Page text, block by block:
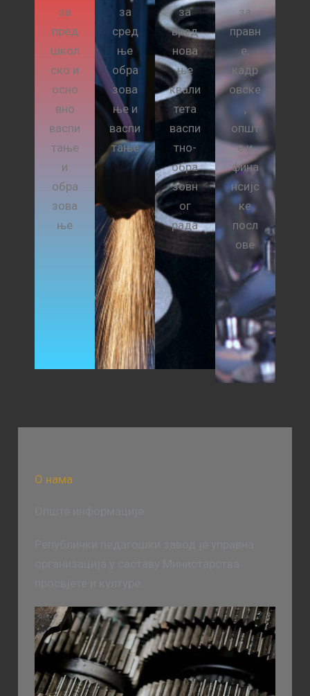
за
пред
школ
ско и
осно
вно
васпи
тање
и
обра
зова
ње
за
сред
ње
обра
зова
ње и
васпи
тање
за
вред
нова
ње
квали
тета
васпи
тно-
обра
зовн
ог
рада
за
правн
е,
кадр
овске
,
општ
е и
фина
нсијс
ке
посл
ове
О нама